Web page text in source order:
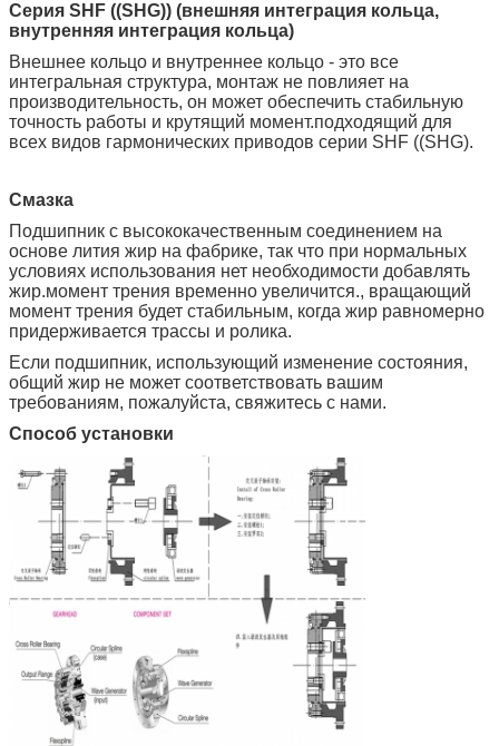
Серия SHF ((SHG)) (внешняя интеграция кольца,
внутренняя интеграция кольца)
Внешнее кольцо и внутреннее кольцо - это все
интегральная структура, монтаж не повлияет на
производительность, он может обеспечить стабильную
точность работы и крутящий момент.подходящий для
всех видов гармонических приводов серии SHF ((SHG).
Смазка
Подшипник с высококачественным соединением на
основе лития жир на фабрике, так что при нормальных
условиях использования нет необходимости добавлять
жир.момент трения временно увеличится., вращающий
момент трения будет стабильным, когда жир равномерно
придерживается трассы и ролика.
Если подшипник, использующий изменение состояния,
общий жир не может соответствовать вашим
требованиям, пожалуйста, свяжитесь с нами.
Способ установки